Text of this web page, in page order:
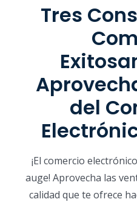
Tres
del
¡El comercio
auge! Aprovecha las
calidad que te ofrece